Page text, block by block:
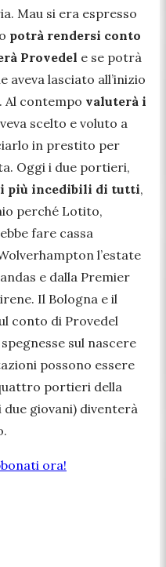
Mau si era espresso
potrà rendersi conto
Provedel e se potrà
aveva lasciato all’inizio
Al contempo valuterà i
scelto e voluto a
in prestito per
Oggi i due portieri,
i più incedibili di tutti,
perché Lotito,
fare cassa
l’estate
e dalla Premier
Il Bologna e il
conto di Provedel
sul nascere
possono essere
portieri della
giovani) diventerà
ora!